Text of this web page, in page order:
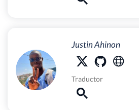
Justin Ahinon
Traductor